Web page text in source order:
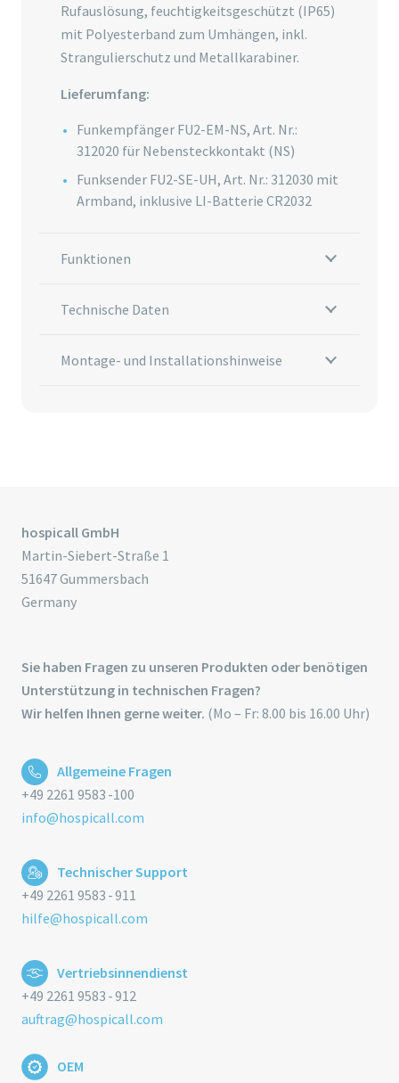
Rufauslösung, feuchtigkeitsgeschützt (IP65)
mit Polyesterband zum Umhängen, inkl.
Strangulierschutz und Metallkarabiner.
Lieferumfang:
Funkempfänger FU2-EM-NS, Art. Nr.:
312020 für Nebensteckkontakt (NS)
Funksender FU2-SE-UH, Art. Nr.: 312030 mit
Armband, inklusive LI-Batterie CR2032
Funktionen
Technische Daten
Montage- und Installationshinweise
hospicall GmbH
Martin-Siebert-Straße 1
51647 Gummersbach
Germany
Sie haben Fragen zu unseren Produkten oder benötigen
Unterstützung in technischen Fragen?
Wir helfen Ihnen gerne weiter. (Mo – Fr: 8.00 bis 16.00 Uhr)
Allgemeine Fragen
+49 2261 9583 -100
info@hospicall.com
Technischer Support
+49 2261 9583 - 911
hilfe@hospicall.com
Vertriebsinnendienst
+49 2261 9583 - 912
auftrag@hospicall.com
OEM